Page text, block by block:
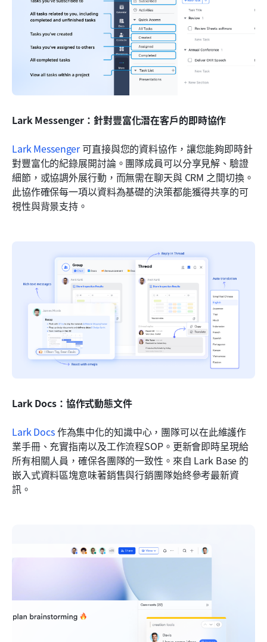
Lark Messenger：針對豐富化潛在客戶的即時協作
Lark Messenger 可直接與您的資料協作，讓您能夠即時針
對豐富化的紀錄展開討論。團隊成員可以分享見解、驗證
細節，或協調外展行動，而無需在聊天與 CRM 之間切換。
此協作確保每一項以資料為基礎的決策都能獲得共享的可
視性與背景支持。
Lark Docs：協作式動態文件
Lark Docs 作為集中化的知識中心，團隊可以在此維護作
業手冊、充實指南以及工作流程SOP。更新會即時呈現給
所有相關人員，確保各團隊的一致性。來自 Lark Base 的
嵌入式資料區塊意味著銷售與行銷團隊始終參考最新資
訊。